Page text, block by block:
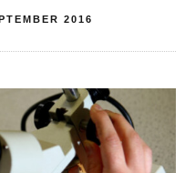
2016